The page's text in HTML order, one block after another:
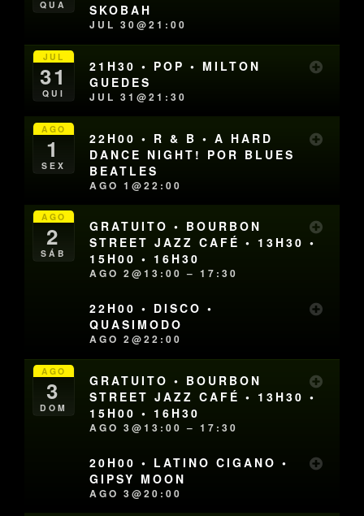
QUA
SKOBAH
JUL 30@21:00
JUL
31
QUI
21H30 • POP • MILTON
GUEDES
JUL 31@21:30
AGO
1
SEX
22H00 • R & B • A HARD
DANCE NIGHT! POR BLUES
BEATLES
AGO 1@22:00
AGO
2
SÁB
GRATUITO • BOURBON
STREET JAZZ CAFÉ • 13H30 •
15H00 • 16H30
AGO 2@13:00 – 17:30
22H00 • DISCO •
QUASIMODO
AGO 2@22:00
AGO
3
DOM
GRATUITO • BOURBON
STREET JAZZ CAFÉ • 13H30 •
15H00 • 16H30
AGO 3@13:00 – 17:30
20H00 • LATINO CIGANO •
GIPSY MOON
AGO 3@20:00